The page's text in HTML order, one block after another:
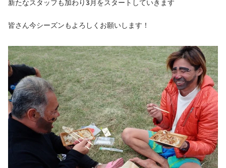
新たなスタッフも加わり3月をスタートしていきます
皆さん今シーズンもよろしくお願いします！